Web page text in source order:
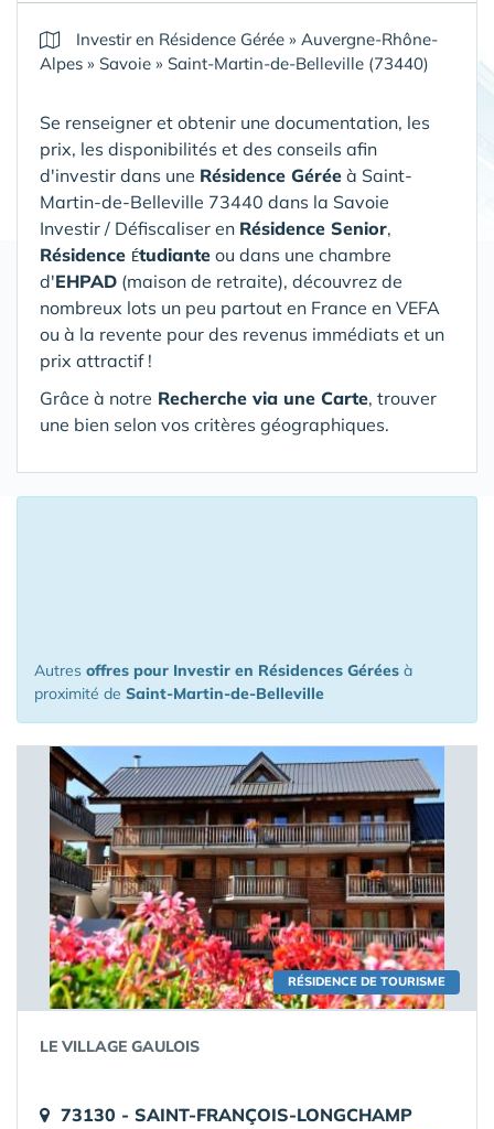
Investir en Résidence Gérée » Auvergne-Rhône-
Alpes » Savoie » Saint-Martin-de-Belleville (73440)
Se renseigner et obtenir une documentation, les
prix, les disponibilités et des conseils afin
d'investir dans une Résidence Gérée à Saint-
Martin-de-Belleville 73440 dans la Savoie
Investir / Défiscaliser en Résidence Senior,
Résidence Étudiante ou dans une chambre
d'EHPAD (maison de retraite), découvrez de
nombreux lots un peu partout en France en VEFA
ou à la revente pour des revenus immédiats et un
prix attractif !
Grâce à notre Recherche via une Carte, trouver
une bien selon vos critères géographiques.
Autres offres pour Investir en Résidences Gérées à
proximité de Saint-Martin-de-Belleville
RÉSIDENCE DE TOURISME
LE VILLAGE GAULOIS
73130 - SAINT-FRANÇOIS-LONGCHAMP